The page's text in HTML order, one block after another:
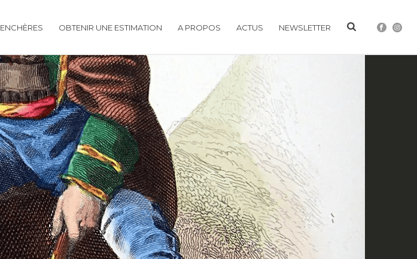
OBTENIR UNE ESTIMATION A PROPOS ACTUS NEWSLETTER